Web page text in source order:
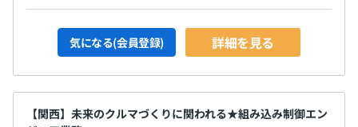
気になる(会員登録) 詳細を見る
【関西】未来のクルマづくりに関われる★組み込み制御エン